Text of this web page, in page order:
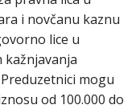
i novčanu kaznu
lice u
kažnjavanja
mogu
od 100.000 do